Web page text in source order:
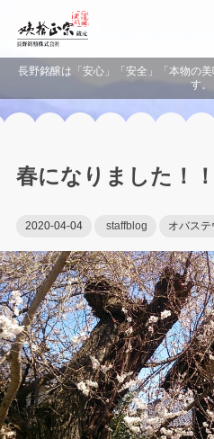
長野銘醸は「安心」「安全」「本物の
す。
春になりました！！
2020-04-04 staffblog オバス